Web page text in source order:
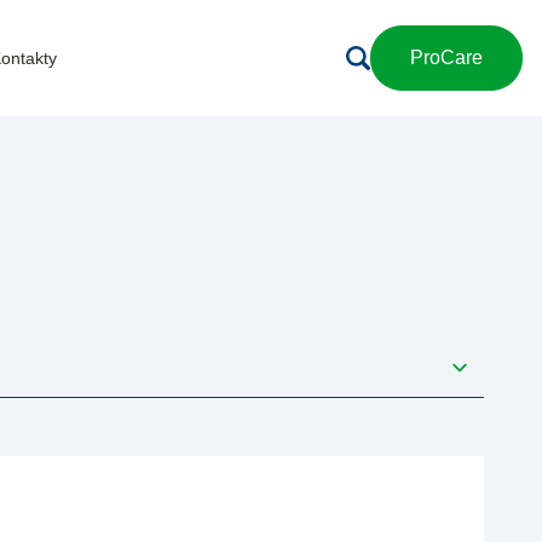
ProCare